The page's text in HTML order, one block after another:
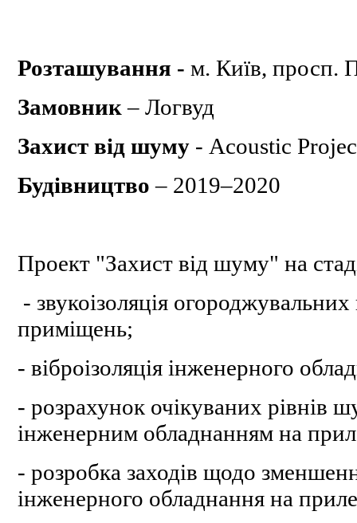
Розташування - м. Київ, просп.
Замовник – Логвуд
Захист від шуму - Acoustic
Будівництво – 2019–2020
Проект "Захист від шуму" на
- звукоізоляція
приміщень;
- віброізоляція інженерного
- розрахунок очікуваних рівнів
інженерним обладнанням на
- розробка заходів щодо
інженерного обладнання на